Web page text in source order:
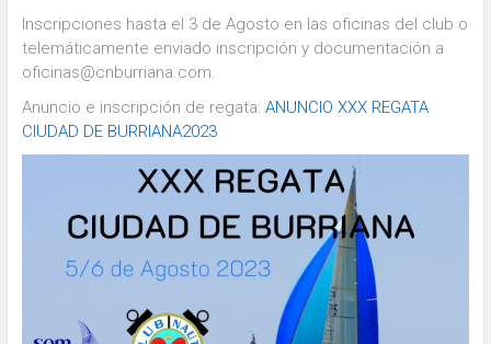
Inscripciones hasta el 3 de Agosto en las oficinas del club o
telemáticamente enviado inscripción y documentación a
oficinas@cnburriana.com.
Anuncio e inscripción de regata: ANUNCIO XXX REGATA
CIUDAD DE BURRIANA2023